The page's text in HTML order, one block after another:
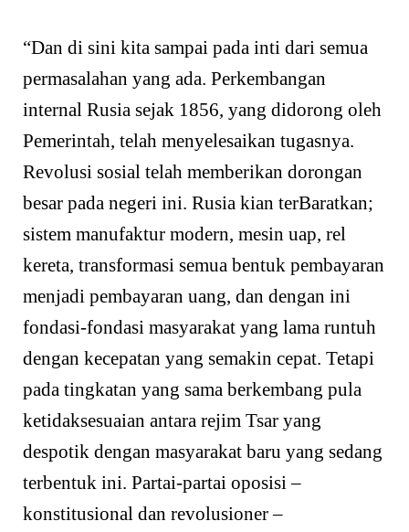
“Dan di sini kita sampai pada inti dari semua
permasalahan yang ada. Perkembangan
internal Rusia sejak 1856, yang didorong oleh
Pemerintah, telah menyelesaikan tugasnya.
Revolusi sosial telah memberikan dorongan
besar pada negeri ini. Rusia kian terBaratkan;
sistem manufaktur modern, mesin uap, rel
kereta, transformasi semua bentuk pembayaran
menjadi pembayaran uang, dan dengan ini
fondasi-fondasi masyarakat yang lama runtuh
dengan kecepatan yang semakin cepat. Tetapi
pada tingkatan yang sama berkembang pula
ketidaksesuaian antara rejim Tsar yang
despotik dengan masyarakat baru yang sedang
terbentuk ini. Partai-partai oposisi –
konstitusional dan revolusioner –